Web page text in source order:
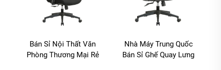
Bán Sỉ Nội Thất Văn
Phòng Thương Mại Rẻ
Nhà Máy Trung Quốc
Bán Sỉ Ghế Quay Lưng